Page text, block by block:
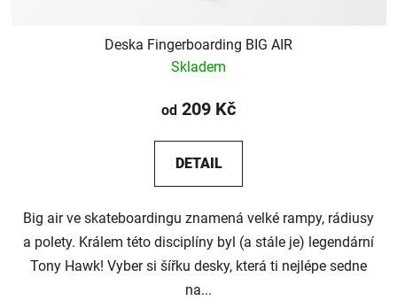
Deska Fingerboarding BIG AIR
Skladem
od 209 Kč
DETAIL
Big air ve skateboardingu znamená velké rampy, rádiusy
a polety. Králem této disciplíny byl (a stále je) legendární
Tony Hawk! Vyber si šířku desky, která ti nejlépe sedne
na...